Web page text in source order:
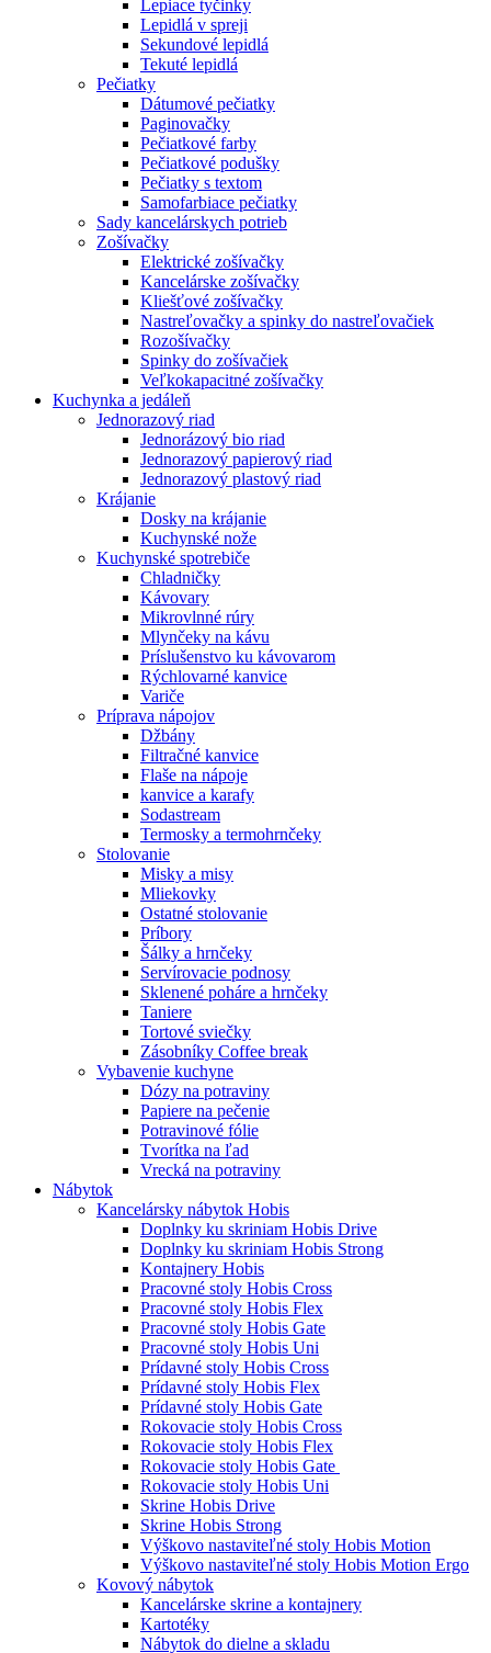
Lepiace tyčinky
Lepidlá v spreji
Sekundové lepidlá
Tekuté lepidlá
Pečiatky
Dátumové pečiatky
Paginovačky
Pečiatkové farby
Pečiatkové podušky
Pečiatky s textom
Samofarbiace pečiatky
Sady kancelárskych potrieb
Zošívačky
Elektrické zošívačky
Kancelárske zošívačky
Kliešťové zošívačky
Nastreľovačky a spinky do nastreľovačiek
Rozošívačky
Spinky do zošívačiek
Veľkokapacitné zošívačky
Kuchynka a jedáleň
Jednorazový riad
Jednorázový bio riad
Jednorazový papierový riad
Jednorazový plastový riad
Krájanie
Dosky na krájanie
Kuchynské nože
Kuchynské spotrebiče
Chladničky
Kávovary
Mikrovlnné rúry
Mlynčeky na kávu
Príslušenstvo ku kávovarom
Rýchlovarné kanvice
Variče
Príprava nápojov
Džbány
Filtračné kanvice
Flaše na nápoje
kanvice a karafy
Sodastream
Termosky a termohrnčeky
Stolovanie
Misky a misy
Mliekovky
Ostatné stolovanie
Príbory
Šálky a hrnčeky
Servírovacie podnosy
Sklenené poháre a hrnčeky
Taniere
Tortové sviečky
Zásobníky Coffee break
Vybavenie kuchyne
Dózy na potraviny
Papiere na pečenie
Potravinové fólie
Tvorítka na ľad
Vrecká na potraviny
Nábytok
Kancelársky nábytok Hobis
Doplnky ku skriniam Hobis Drive
Doplnky ku skriniam Hobis Strong
Kontajnery Hobis
Pracovné stoly Hobis Cross
Pracovné stoly Hobis Flex
Pracovné stoly Hobis Gate
Pracovné stoly Hobis Uni
Prídavné stoly Hobis Cross
Prídavné stoly Hobis Flex
Prídavné stoly Hobis Gate
Rokovacie stoly Hobis Cross
Rokovacie stoly Hobis Flex
Rokovacie stoly Hobis Gate
Rokovacie stoly Hobis Uni
Skrine Hobis Drive
Skrine Hobis Strong
Výškovo nastaviteľné stoly Hobis Motion
Výškovo nastaviteľné stoly Hobis Motion Ergo
Kovový nábytok
Kancelárske skrine a kontajnery
Kartotéky
Nábytok do dielne a skladu